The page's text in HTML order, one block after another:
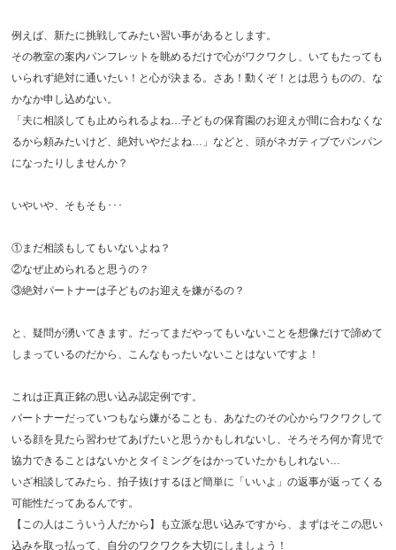
例えば、新たに挑戦してみたい習い事があるとします。
その教室の案内パンフレットを眺めるだけで心がワクワクし、いてもたっても
いられず絶対に通いたい！と心が決まる。さあ！動くぞ！とは思うものの、な
かなか申し込めない。
「夫に相談しても止められるよね…子どもの保育園のお迎えが間に合わなくな
るから頼みたいけど、絶対いやだよね…」などと、頭がネガティブでパンパン
になったりしませんか？
いやいや、そもそも･･･
①まだ相談もしてもいないよね？
②なぜ止められると思うの？
③絶対パートナーは子どものお迎えを嫌がるの？
と、疑問が湧いてきます。だってまだやってもいないことを想像だけで諦めて
しまっているのだから、こんなもったいないことはないですよ！
これは正真正銘の思い込み認定例です。
パートナーだっていつもなら嫌がることも、あなたのその心からワクワクして
いる顔を見たら習わせてあげたいと思うかもしれないし、そろそろ何か育児で
協力できることはないかとタイミングをはかっていたかもしれない…
いざ相談してみたら、拍子抜けするほど簡単に「いいよ」の返事が返ってくる
可能性だってあるんです。
【この人はこういう人だから】も立派な思い込みですから、まずはそこの思い
込みを取っ払って、自分のワクワクを大切にしましょう！